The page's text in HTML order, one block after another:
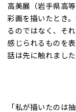
高美展（岩手県高
彩画を描いたとき
るのではなく、そ
感じられるものを
話は先に触れまし
「私が描いたのは